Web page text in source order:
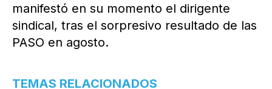
manifestó en su momento el dirigente
sindical, tras el sorpresivo resultado de las
PASO en agosto.
TEMAS RELACIONADOS